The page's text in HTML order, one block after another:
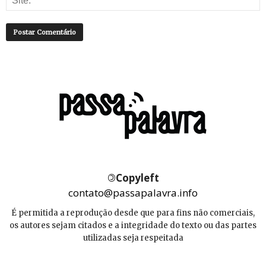
©Copyleft
contato@passapalavra.info
É permitida a reprodução desde que para fins não comerciais,
os autores sejam citados e a integridade do texto ou das partes
utilizadas seja respeitada